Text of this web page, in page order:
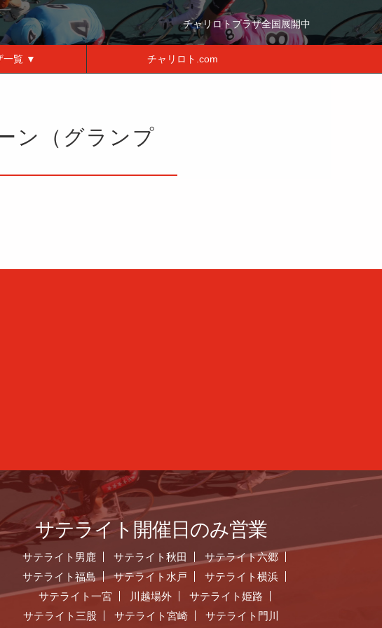
チャリロトプラザ全国展開中
一覧 ▼ チャリロト.com
ン（グランプ
サテライト開催日のみ営業
サテライト男鹿 サテライト秋田
サテライト六郷
サテライト福島
サテライト水戸
サテライト横浜
サテライト一宮
川越場外
サテライト姫路
サテライト三股
サテライト宮崎 サテライト門川